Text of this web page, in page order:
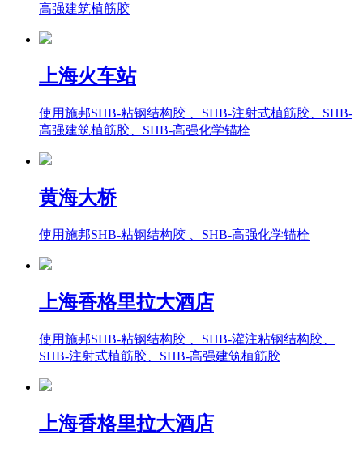
高强建筑植筋胶
上海火车站
使用施邦SHB-粘钢结构胶 、SHB-注射式植筋胶、SHB-
高强建筑植筋胶、SHB-高强化学锚栓
黄海大桥
使用施邦SHB-粘钢结构胶 、SHB-高强化学锚栓
上海香格里拉大酒店
使用施邦SHB-粘钢结构胶 、SHB-灌注粘钢结构胶、
SHB-注射式植筋胶、SHB-高强建筑植筋胶
上海香格里拉大酒店